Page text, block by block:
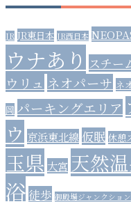
JR JR東日本 JR西日本
ウナあり スチー
ウリュ ネオパーサ ネ
岡 パーキングエリア
ウ 京浜東北線 仮眠 休憩
玉県 大宮 天然
浴 徒歩 御殿場ジャンクション